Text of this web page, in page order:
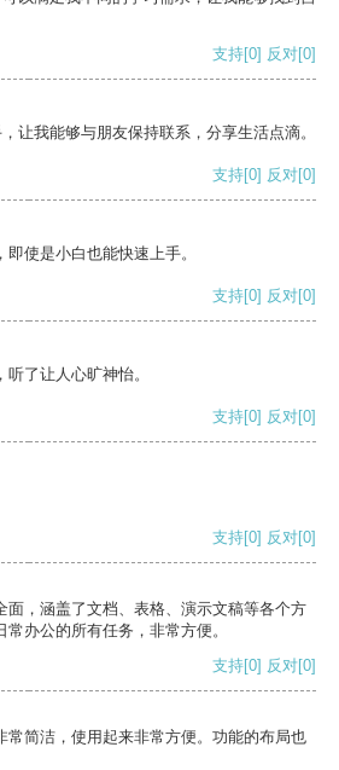
支持[0] 反对[0]
让我能够与朋友保持联系，分享生活点滴。
支持[0] 反对[0]
使是小白也能快速上手。
支持[0] 反对[0]
了让人心旷神怡。
支持[0] 反对[0]
支持[0] 反对[0]
面，涵盖了文档、表格、演示文稿等各个方
办公的所有任务，非常方便。
支持[0] 反对[0]
常简洁，使用起来非常方便。功能的布局也